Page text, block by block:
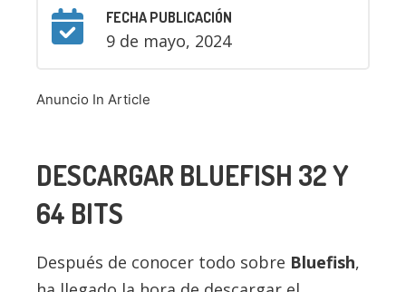
FECHA PUBLICACIÓN
9 de mayo, 2024
Anuncio In Article
DESCARGAR BLUEFISH 32 Y
64 BITS
Después de conocer todo sobre Bluefish,